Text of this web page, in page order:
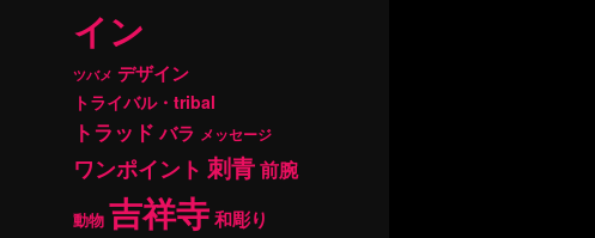
イン
ツバメ デザイン
トライバル・tribal
トラッド バラ メッセージ
ワンポイント 刺青前腕
動物 吉祥寺和彫り